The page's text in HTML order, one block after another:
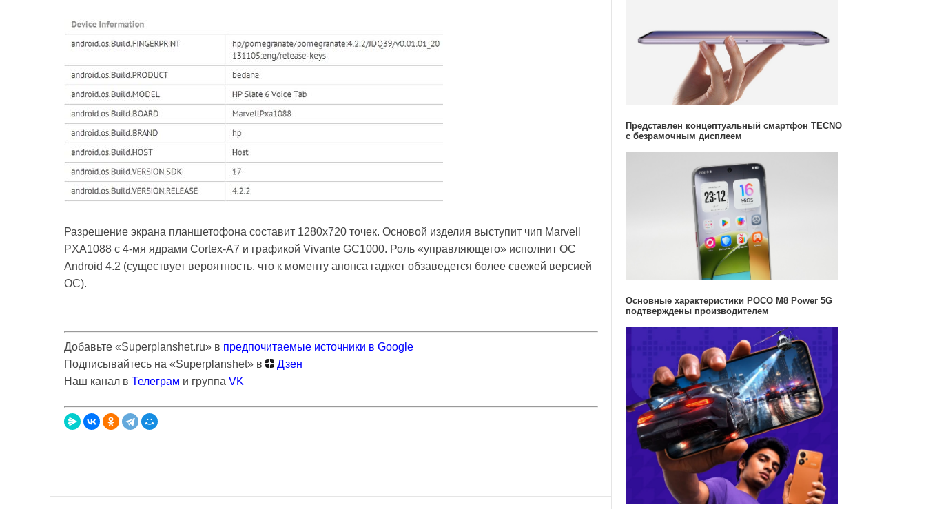
Разрешение экрана планшетофона составит 1280х720 точек. Основой изделия выступит чип Marvell
PXA1088 с 4-мя ядрами Cortex-A7 и графикой Vivante GC1000. Роль «управляющего» исполнит ОС
Android 4.2 (существует вероятность, что к моменту анонса гаджет обзаведется более свежей версией
ОС).
Добавьте «Superplanshet.ru» в предпочитаемые источники в Google
Подписывайтесь на «Superplanshet» в
Дзен
Наш канал в Телеграм и группа VK
Представлен концептуальный смартфон TECNO
с безрамочным дисплеем
Основные характеристики POCO M8 Power 5G
подтверждены производителем